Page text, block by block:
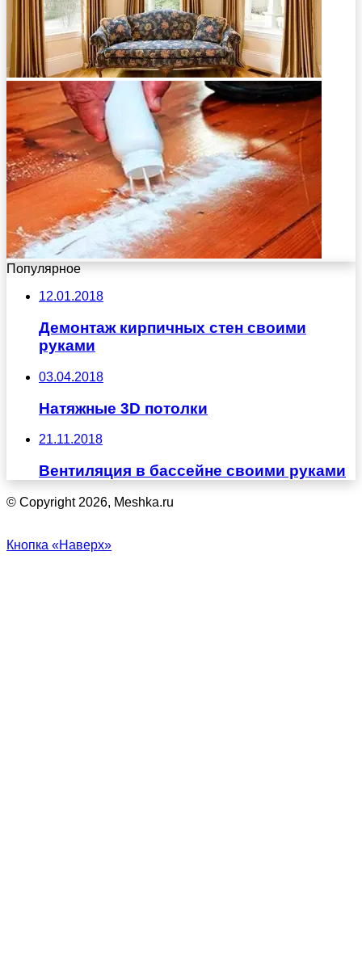
Популярное
12.01.2018
Демонтаж кирпичных стен своими
руками
03.04.2018
Натяжные 3D потолки
21.11.2018
Вентиляция в бассейне своими руками
© Copyright 2026, Meshka.ru
Кнопка «Наверх»